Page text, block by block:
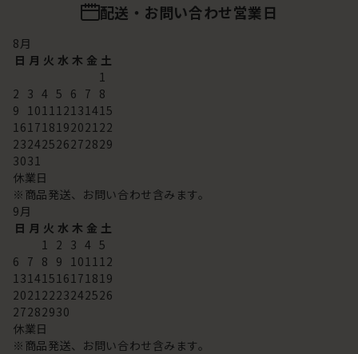
配送・お問い合わせ営業日
8 月
日 月 火 水 木 金 土
1
2 3 4 5 6 7 8
9
10 11 12 13 14 15
16 17 18 192021 22
23242526272829
3031
休業日
※商品発送、お問い合わせ含みます。
9 月
日 月 火 水 木 金 土
1
2 3 4 5
6 7 8 9 10 11 12
13 14 15 16 17 18 19
2021 2223242526
27282930
休業日
※商品発送、お問い合わせ含みます。